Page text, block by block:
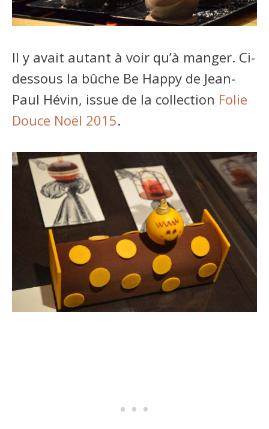
Il y avait autant à voir qu’à manger. Ci-
dessous la bûche Be Happy de Jean-
Paul Hévin, issue de la collection Folie
Douce Noël 2015.